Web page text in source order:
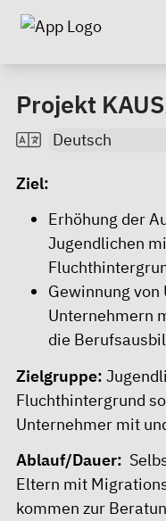
Projekt
Ziel:
Erhöhung der
Jugendlichen
Gewinnung
Unternehmern
die
Zielgruppe:
Fluchthintergrund
Unternehmer mit
Ablauf/Dauer:
Eltern mit
kommen zur